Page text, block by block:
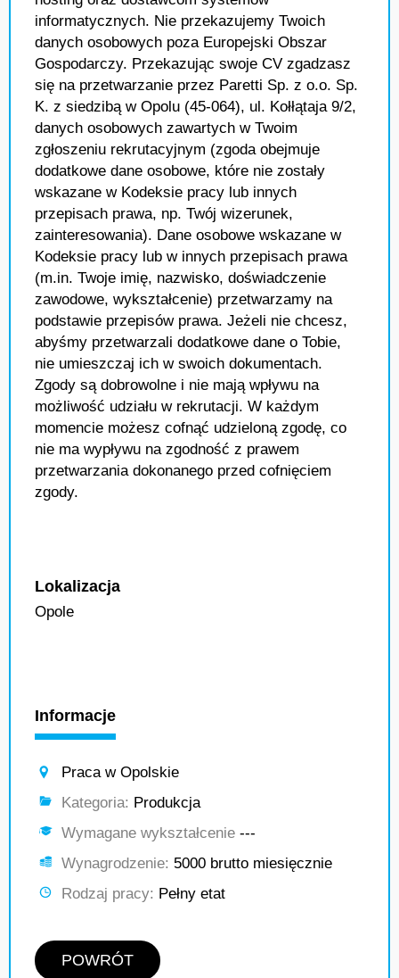
informatycznych. Nie przekazujemy Twoich
danych osobowych poza Europejski Obszar
Gospodarczy. Przekazując swoje CV zgadzasz
się na przetwarzanie przez Paretti Sp. z o.o. Sp.
K. z siedzibą w Opolu (45-064), ul. Kołłątaja 9/2,
danych osobowych zawartych w Twoim
zgłoszeniu rekrutacyjnym (zgoda obejmuje
dodatkowe dane osobowe, które nie zostały
wskazane w Kodeksie pracy lub innych
przepisach prawa, np. Twój wizerunek,
zainteresowania). Dane osobowe wskazane w
Kodeksie pracy lub w innych przepisach prawa
(m.in. Twoje imię, nazwisko, doświadczenie
zawodowe, wykształcenie) przetwarzamy na
podstawie przepisów prawa. Jeżeli nie chcesz,
abyśmy przetwarzali dodatkowe dane o Tobie,
nie umieszczaj ich w swoich dokumentach.
Zgody są dobrowolne i nie mają wpływu na
możliwość udziału w rekrutacji. W każdym
momencie możesz cofnąć udzieloną zgodę, co
nie ma wypływu na zgodność z prawem
przetwarzania dokonanego przed cofnięciem
zgody.
Lokalizacja
Opole
Informacje
Praca w Opolskie
Kategoria: Produkcja
Wymagane wykształcenie ---
Wynagrodzenie: 5000 brutto miesięcznie
Rodzaj pracy: Pełny etat
POWRÓT